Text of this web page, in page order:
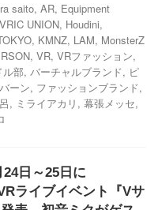
saito, AR, Equipment
UNION, Houdini,
, KMNZ, LAM, MonsterZ
, VR, VRファッション,
ル部, バーチャルブランド, ピ
ーン, ファッションブランド,
, ミライアカリ , 幕張メッセ,
日～25日に
ライブイベント『Vサ